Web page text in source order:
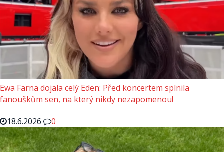
Ewa Farna dojala celý Eden: Před koncertem splnila
fanouškům sen, na který nikdy nezapomenou!
18.6.2026
0